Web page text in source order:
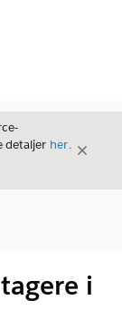
detaljer her.
Luk
i